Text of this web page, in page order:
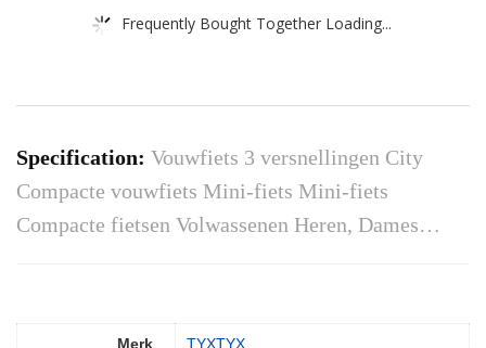
Frequently Bought Together Loading...
Specification: Vouwfiets 3 versnellingen City
Compacte vouwfiets Mini-fiets Mini-fiets
Compacte fietsen Volwassenen Heren, Dames…
Merk ‎TYXTYX